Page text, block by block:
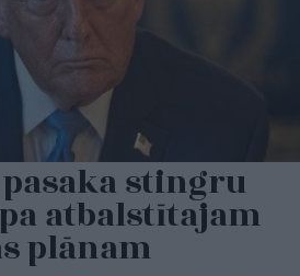
stingru
atbalstītajam
plānam